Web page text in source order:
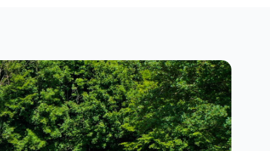
Close